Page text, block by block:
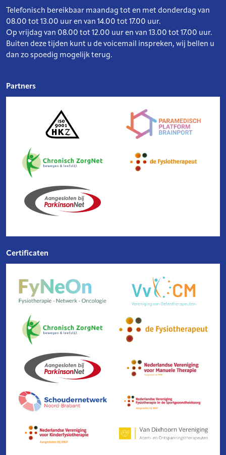
Telefonisch bereikbaar maandag tot en met donderdag van
08.00 tot 13.00 uur en van 14.00 tot 17.00 uur.
Op vrijdag van 08.00 tot 12.00 uur en van 13.00 tot 17.00 uur.
Buiten deze tijden kunt u de voicemail inspreken, wij bellen u
dan zo spoedig mogelijk terug.
Partners
Certificaten